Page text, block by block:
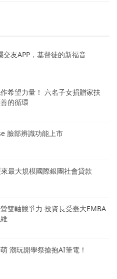
交友APP，基督徒的新福音
希望力量！ 六名子女捐贈家扶
的循環
臉部辨識功能上市
最大規模國際銀團社會貸款
雙軸競爭力 投資長受臺大EMBA
潮玩開學祭搶抱AI筆電！